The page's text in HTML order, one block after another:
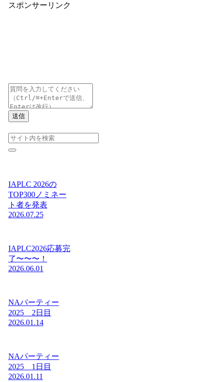
スポンサーリンク
送信
IAPLC 2026の
TOP300ノミネー
ト者を発表
2026.07.25
IAPLC2026応募完
了〜〜〜！
2026.06.01
NAパーティー
2025 2日目
2026.01.14
NAパーティー
2025 1日目
2026.01.11